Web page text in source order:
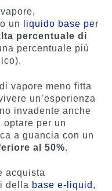
un
liquido base per
percentuale di
percentuale più
vapore meno fitta
un’esperienza
invadente anche
per un
a guancia con un
al 50%.
acquista
della base e-liquid ,